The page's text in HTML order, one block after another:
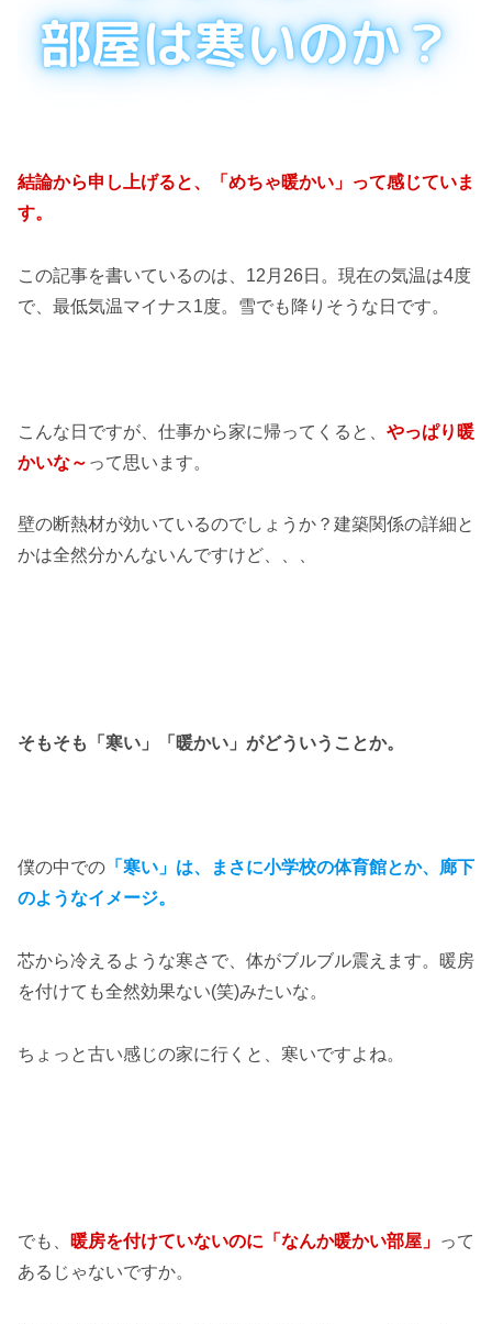
結論から申し上げると、「めちゃ暖かい」って感じていま
す。
この記事を書いているのは、12月26日。現在の気温は4度
で、最低気温マイナス1度。雪でも降りそうな日です。
こんな日ですが、仕事から家に帰ってくると、 やっぱり暖
かいな～ って思います。
壁の断熱材が効いているのでしょうか？建築関係の詳細と
かは全然分かんないんですけど、、、
そもそも「寒い」「暖かい」がどういうことか。
僕の中での 「寒い」は、まさに小学校の体育館とか、廊下
のようなイメージ。
芯から冷えるような寒さで、体がブルブル震えます。暖房
を付けても全然効果ない(笑)みたいな。
ちょっと古い感じの家に行くと、寒いですよね。
でも、 暖房を付けていないのに「なんか暖かい部屋」 って
あるじゃないですか。